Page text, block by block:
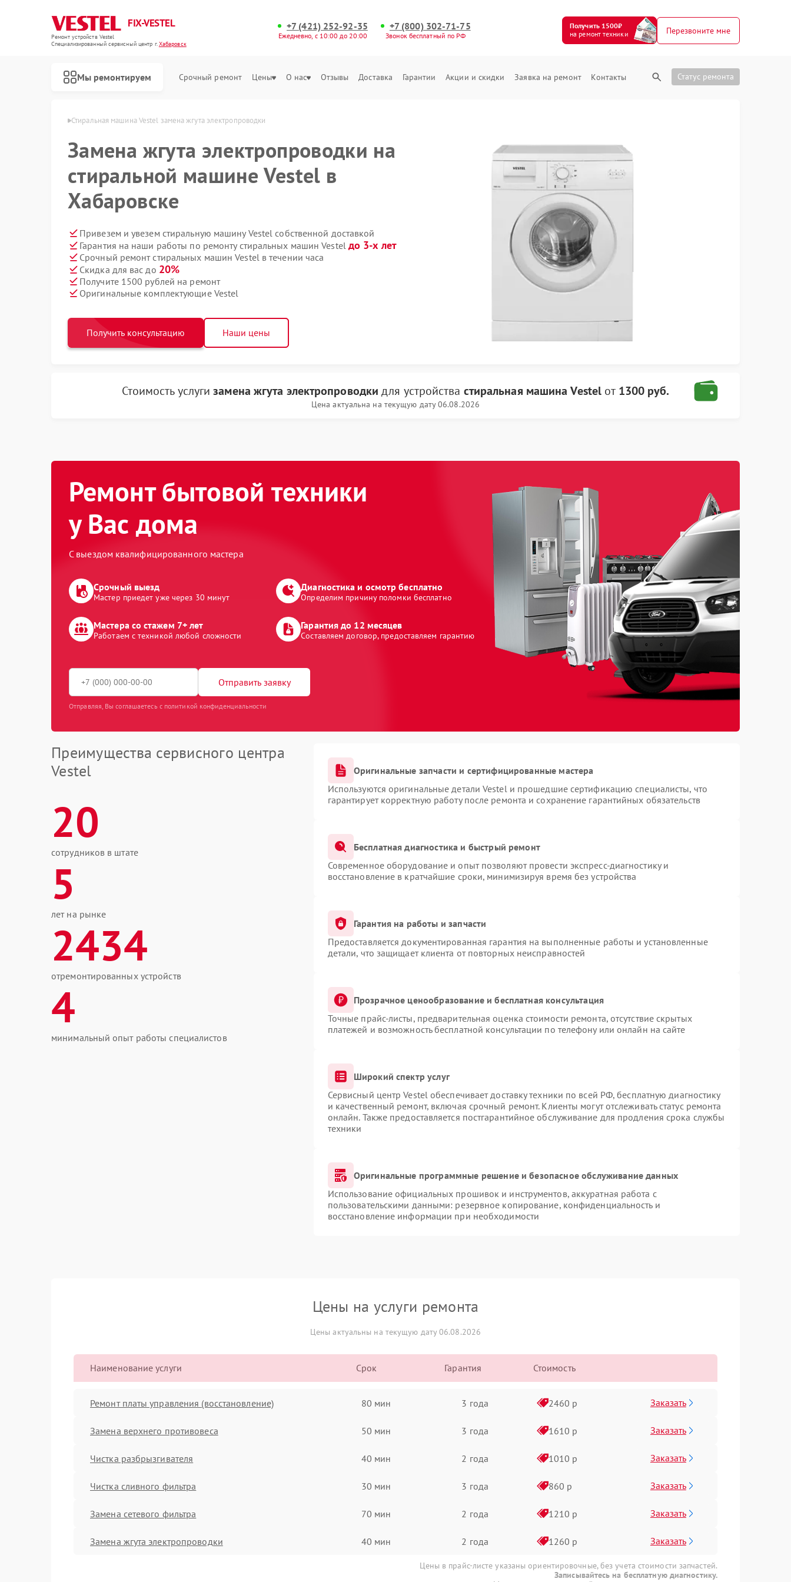
FIX-VESTEL
Ремонт устройств Vestel
Специализированный cервисный центр г.Хабаровск
+7 (421) 252-92-35
Ежедневно, с 10:00 до 20:00
+7 (800) 302-71-75
Звонок бесплатный по РФ
Получить 1500₽
на ремонт техники
Перезвоните мне
Мы ремонтируем Срочный ремонт Цены О нас Отзывы Доставка Гарантии Акции и скидки Заявка на ремонт Контакты Статус ремонта
в Хабаровске Стиральная машина Vestel замена жгута электропроводки
Замена жгута электропроводки на
стиральной машине Vestel в
Хабаровске
Привезем и увезем стиральную машину Vestel собственной доставкой
Гарантия на наши работы по ремонту стиральных машин Vestel до 3-х лет
Срочный ремонт стиральных машин Vestel в течении часа
Скидка для вас до 20%
Получите 1500 рублей на ремонт
Оригинальные комплектующие Vestel
Получить консультацию Наши цены
Стоимость услугизамена жгута электропроводки для устройства стиральная машина Vestel от 1300 руб.
Цена актуальна на текущую дату 06.08.2026
Ремонт бытовой техники
у Вас дома
С выездом квалифицированного мастера
Срочный выезд
Мастер приедет уже через 30 минут
Диагностика и осмотр бесплатно
Определим причину поломки бесплатно
Мастера со стажем 7+ лет
Работаем с техникой любой сложности
Гарантия до 12 месяцев
Составляем договор, предоставляем гарантию
Отправить заявку
Отправляя, Вы соглашаетесь с политикой конфиденциальности
Преимущества сервисного центра
Vestel
20
сотрудников в штате
5
лет на рынке
2434
отремонтированных устройств
4
минимальный опыт работы специалистов
Оригинальные запчасти и сертифицированные мастера
Используются оригинальные детали Vestel и прошедшие сертификацию специалисты, что
гарантирует корректную работу после ремонта и сохранение гарантийных обязательств
Бесплатная диагностика и быстрый ремонт
Современное оборудование и опыт позволяют провести экспресс-диагностику и
восстановление в кратчайшие сроки, минимизируя время без устройства
Гарантия на работы и запчасти
Предоставляется документированная гарантия на выполненные работы и установленные
детали, что защищает клиента от повторных неисправностей
Прозрачное ценообразование и бесплатная консультация
Точные прайс-листы, предварительная оценка стоимости ремонта, отсутствие скрытых
платежей и возможность бесплатной консультации по телефону или онлайн на сайте
Широкий спектр услуг
Сервисный центр Vestel обеспечивает доставку техники по всей РФ, бесплатную диагностику
и качественный ремонт, включая срочный ремонт. Клиенты могут отслеживать статус ремонта
онлайн. Также предоставляется постгарантийное обслуживание для продления срока службы
техники
Оригинальные программные решение и безопасное обслуживание данных
Использование официальных прошивок и инструментов, аккуратная работа с
пользовательскими данными: резервное копирование, конфиденциальность и
восстановление информации при необходимости
Цены на услуги ремонта
Цены актуальны на текущую дату 06.08.2026
Наименование услуги Срок Гарантия Стоимость
Ремонт платы управления (восстановление) 80 мин 3 года 2460 р Заказать
Замена верхнего противовеса 50 мин 3 года 1610 р Заказать
Чистка разбрызгивателя 40 мин 2 года 1010 р Заказать
Чистка сливного фильтра 30 мин 3 года 860 р Заказать
Замена сетевого фильтра 70 мин 2 года 1210 р Заказать
Замена жгута электропроводки 40 мин 2 года 1260 р Заказать
Цены в прайс-листе указаны ориентировочные, без учета стоимости запчастей.
Записывайтесь на бесплатную диагностику.